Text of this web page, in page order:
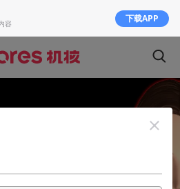
容 下载APP